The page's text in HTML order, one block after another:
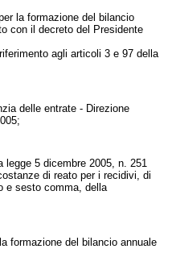
la formazione del bilancio
con il decreto del Presidente
agli articoli 3 e 97 della
delle entrate - Direzione
5 dicembre 2005, n. 251
di reato per i recidivi, di
e sesto comma, della
formazione del bilancio annuale